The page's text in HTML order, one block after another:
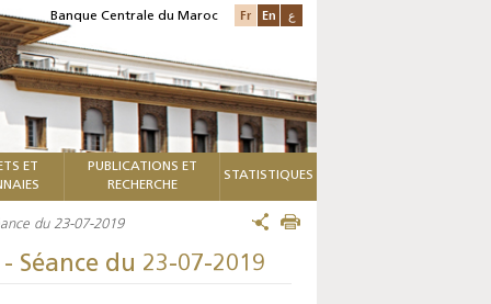
Banque Centrale du Maroc Fr En ع
ET
PUBLICATIONS ET
RECHERCHE
STATISTIQUES
du 23-07-2019
Séance du 23-07-2019